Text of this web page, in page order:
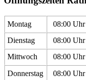
Montag 08:00
Dienstag
08:00
Mittwoch
08:00
Donnerstag
08:00